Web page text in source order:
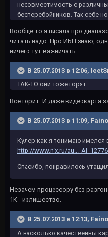
несовместимость с
бесперебойников. Так себе
Вообще то я писала про
читать надо. Про ИБП знаю,
ничего тут важничать.
В 25.07.2013 в 12:06,
ТАК-ТО они тоже горят.
Всё горит. И даже видеокарта
В 25.07.2013 в 11:09,
Кулер как я понимаю имелся
http://www.nix.ru/
Спасибо, понравилось
Незачем процессору без
1К - излишество.
В 25.07.2013 в 12:13,
А насколько качественны